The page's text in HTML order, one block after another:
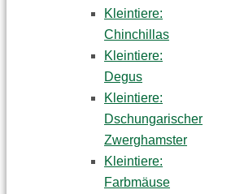
Kleintiere:
Chinchillas
Kleintiere:
Degus
Kleintiere:
Dschungarischer
Zwerghamster
Kleintiere:
Farbmäuse